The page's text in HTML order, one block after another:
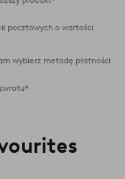
pocztowych o wartości
wybierz metodę płatności